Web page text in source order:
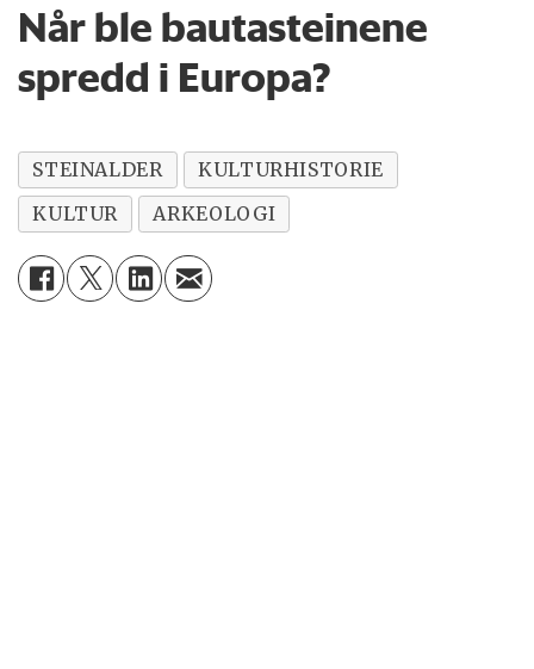
Når ble bautasteinene
spredd i Europa?
STEINALDER
KULTURHISTORIE
KULTUR
ARKEOLOGI